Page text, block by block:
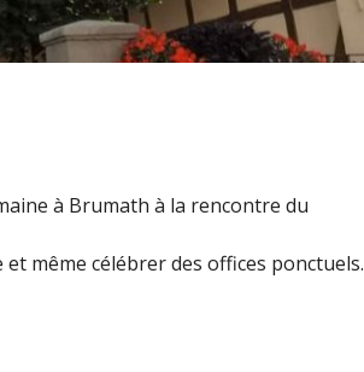
à Brumath à la rencontre du
même célébrer des offices ponctuels.